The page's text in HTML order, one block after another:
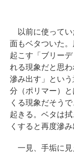
以前に使ってい
面もベタついた
起こす「ブリー
れる現象だと思
滲み出す」とい
分（ポリマー）
くる現象だそう
起きる。ベタは
くすると再度滲
一見、手垢に見